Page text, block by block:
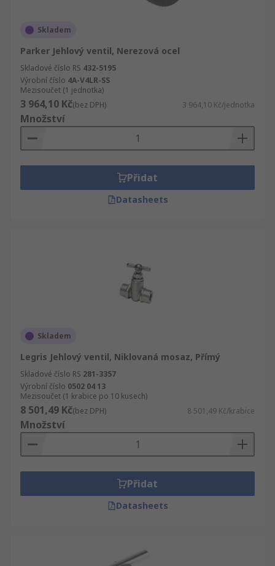
Skladem
Parker Jehlový ventil, Nerezová ocel
Skladové číslo RS 432-5195
Výrobní číslo 4A-V4LR-SS
Mezisoučet (1 jednotka)
3 964,10 Kč(bez DPH) 3 964,10 Kč/jednotka
Množství
Přidat
Datasheets
Skladem
Legris Jehlový ventil, Niklovaná mosaz, Přímý
Skladové číslo RS 281-3357
Výrobní číslo 0502 04 13
Mezisoučet (1 krabice po 10 kusech)
8 501,49 Kč(bez DPH) 8 501,49 Kč/krabice
Množství
Přidat
Datasheets